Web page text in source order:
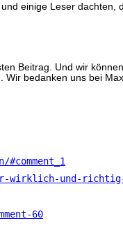
einige Leser dachten,
Beitrag. Und wir
. Wir bedanken uns bei
und-richtig-
60